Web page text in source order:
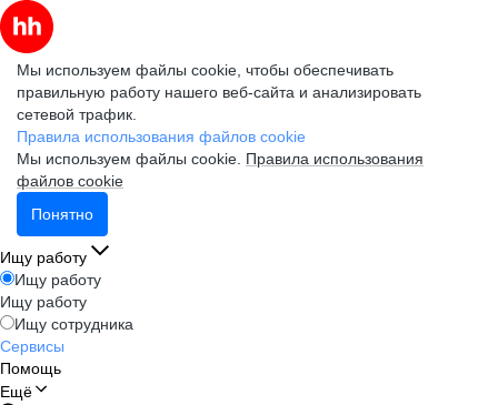
Мы используем файлы cookie, чтобы обеспечивать
правильную работу нашего веб-сайта и анализировать
сетевой трафик.
Правила использования файлов cookie
Мы используем файлы cookie. Правила использования
файлов cookie
Понятно
Ищу работу
Ищу работу
Ищу работу
Ищу сотрудника
Сервисы
Помощь
Ещё